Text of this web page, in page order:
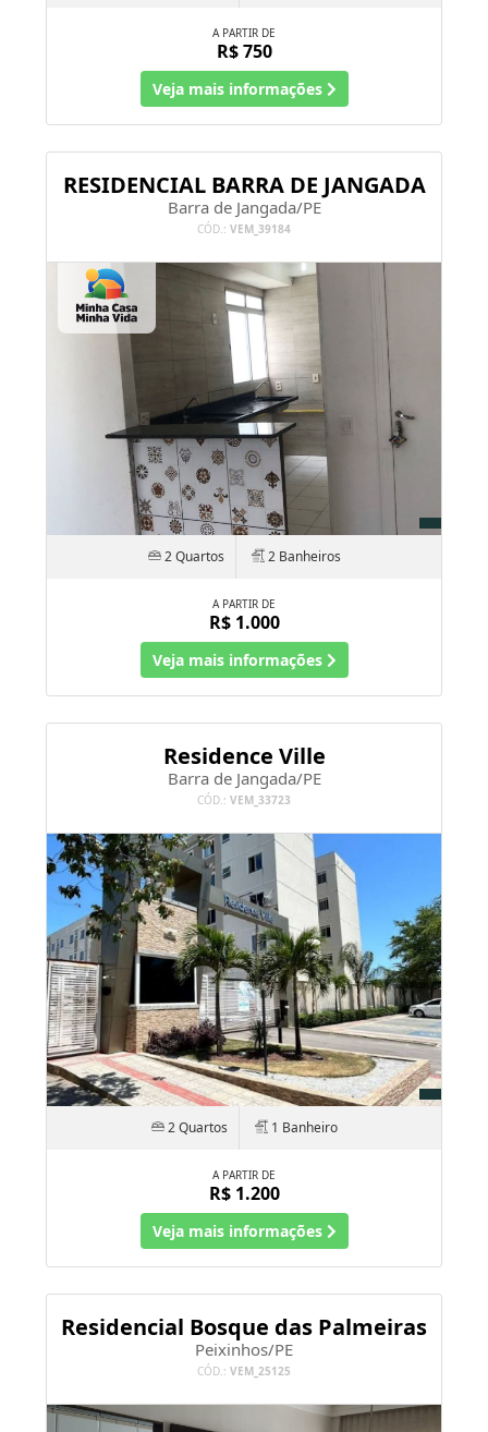
RESIDENCIAL BARRA DE JANGADA
Barra de Jangada/PE
CÓD.:VEM_39184
2 Quartos 2 Banheiros
A PARTIR DE
R$ 1.000
Veja mais informações
Residence Ville
Barra de Jangada/PE
CÓD.:VEM_33723
2 Quartos 1 Banheiro
A PARTIR DE
R$ 1.200
Veja mais informações
Residencial Bosque das Palmeiras
Peixinhos/PE
CÓD.:VEM_25125